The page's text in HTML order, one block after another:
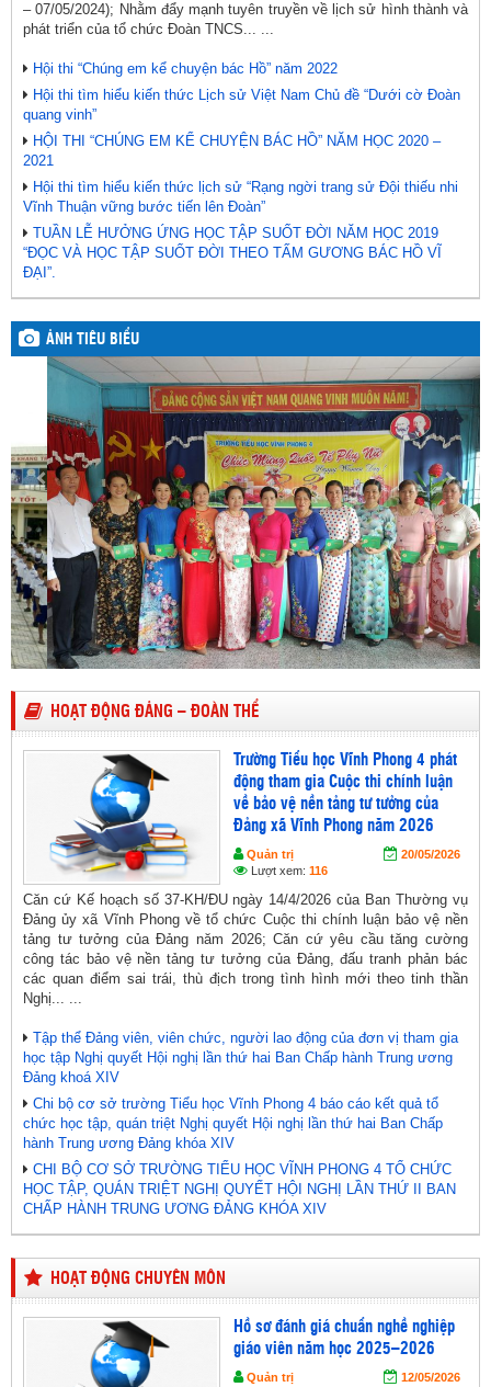
– 07/05/2024); Nhằm đẩy mạnh tuyên truyền về lịch sử hình thành và
phát triển của tổ chức Đoàn TNCS... ...
Hội thi “Chúng em kể chuyện bác Hồ” năm 2022
Hội thi tìm hiểu kiến thức Lịch sử Việt Nam Chủ đề “Dưới cờ Đoàn
quang vinh”
HỘI THI “CHÚNG EM KỂ CHUYỆN BÁC HỒ” NĂM HỌC 2020 –
2021
Hội thi tìm hiểu kiến thức lịch sử “Rạng ngời trang sử Đội thiếu nhi
Vĩnh Thuận vững bước tiến lên Đoàn”
TUẦN LỄ HƯỞNG ỨNG HỌC TẬP SUỐT ĐỜI NĂM HỌC 2019
“ĐỌC VÀ HỌC TẬP SUỐT ĐỜI THEO TẤM GƯƠNG BÁC HỒ VĨ
ĐẠI”.
ẢNH TIÊU BIỂU
HOẠT ĐỘNG ĐẢNG – ĐOÀN THỂ
Trường Tiểu học Vĩnh Phong 4 phát
động tham gia Cuộc thi chính luận
về bảo vệ nền tảng tư tưởng của
Đảng xã Vĩnh Phong năm 2026
Quản trị
20/05/2026
Lượt xem: 116
Căn cứ Kế hoạch số 37-KH/ĐU ngày 14/4/2026 của Ban Thường vụ
Đảng ủy xã Vĩnh Phong về tổ chức Cuộc thi chính luận bảo vệ nền
tảng tư tưởng của Đảng năm 2026; Căn cứ yêu cầu tăng cường
công tác bảo vệ nền tảng tư tưởng của Đảng, đấu tranh phản bác
các quan điểm sai trái, thù địch trong tình hình mới theo tinh thần
Nghị... ...
Tập thể Đảng viên, viên chức, người lao động của đơn vị tham gia
học tập Nghị quyết Hội nghị lần thứ hai Ban Chấp hành Trung ương
Đảng khoá XIV
Chi bộ cơ sở trường Tiểu học Vĩnh Phong 4 báo cáo kết quả tổ
chức học tập, quán triệt Nghị quyết Hội nghị lần thứ hai Ban Chấp
hành Trung ương Đảng khóa XIV
CHI BỘ CƠ SỞ TRƯỜNG TIỂU HỌC VĨNH PHONG 4 TỔ CHỨC
HỌC TẬP, QUÁN TRIỆT NGHỊ QUYẾT HỘI NGHỊ LẦN THỨ II BAN
CHẤP HÀNH TRUNG ƯƠNG ĐẢNG KHÓA XIV
HOẠT ĐỘNG CHUYÊN MÔN
Hồ sơ đánh giá chuẩn nghề nghiệp
giáo viên năm học 2025–2026
Quản trị 12/05/2026